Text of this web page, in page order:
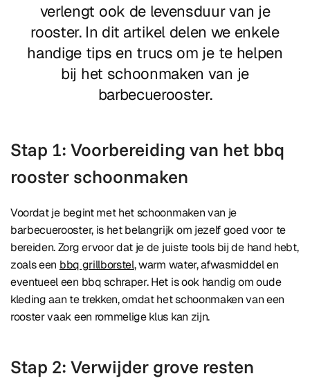
verlengt ook de levensduur van je
rooster. In dit artikel delen we enkele
handige tips en trucs om je te helpen
bij het schoonmaken van je
barbecuerooster.
Stap 1: Voorbereiding van het bbq
rooster schoonmaken
Voordat je begint met het schoonmaken van je
barbecuerooster, is het belangrijk om jezelf goed voor te
bereiden. Zorg ervoor dat je de juiste tools bij de hand hebt,
zoals een bbq grillborstel, warm water, afwasmiddel en
eventueel een bbq schraper. Het is ook handig om oude
kleding aan te trekken, omdat het schoonmaken van een
rooster vaak een rommelige klus kan zijn.
Stap 2: Verwijder grove resten